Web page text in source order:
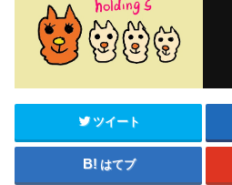
ツイート
はてブ